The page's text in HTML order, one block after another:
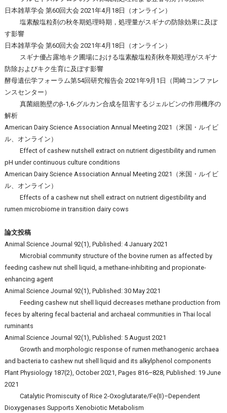
日本雑草学会 第60回大会 2021年4月18日（オンライン）
塩素酸塩粒剤の秋冬期処理時期，処理量がスギナの防除効果に及ぼ
す影響
日本雑草学会 第60回大会 2021年4月18日（オンライン）
スギナ優占露地キク圃場における塩素酸塩粒剤秋冬期処理がスギナ
防除およびキク生育に及ぼす影響
酵母遺伝学フォーラム第54回研究報告会 2021年9月1日（岡崎コンファレ
ンスセンター）
真菌細胞壁のβ-1,6-グルカン合成を阻害するジェルビンの作用機序の
解析
American Dairy Science Association Annual Meeting 2021（米国・ルイビ
ル、オンライン）
Effect of cashew nutshell extract on nutrient digestibility and rumen
pH under continuous culture conditions
American Dairy Science Association Annual Meeting 2021（米国・ルイビ
ル、オンライン）
Effects of a cashew nut shell extract on nutrient digestibility and
rumen microbiome in transition dairy cows
論文投稿
Animal Science Journal 92(1), Published: 4 January 2021
Microbial community structure of the bovine rumen as affected by
feeding cashew nut shell liquid, a methane-inhibiting and propionate-
enhancing agent
Animal Science Journal 92(1), Published: 30 May 2021
Feeding cashew nut shell liquid decreases methane production from
feces by altering fecal bacterial and archaeal communities in Thai local
ruminants
Animal Science Journal 92(1), Published: 5 August 2021
Growth and morphologic response of rumen methanogenic archaea
and bacteria to cashew nut shell liquid and its alkylphenol components
Plant Physiology 187(2), October 2021, Pages 816–828, Published: 19 June
2021
Catalytic Promiscuity of Rice 2-Oxoglutarate/Fe(II)–Dependent
Dioxygenases Supports Xenobiotic Metabolism